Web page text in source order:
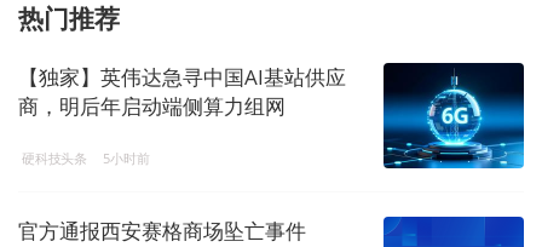
热门推荐
【独家】英伟达急寻中国AI基站供应
商，明后年启动端侧算力组网
硬科技头条 5小时前
官方通报西安赛格商场坠亡事件